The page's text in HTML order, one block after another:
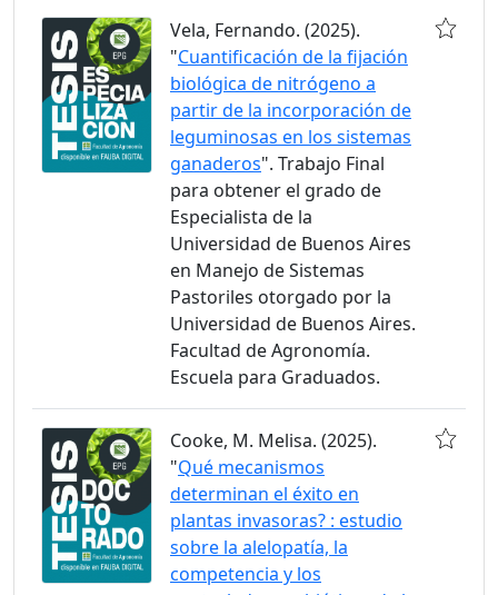
Vela, Fernando. (2025).
"Cuantificación de la fijación
biológica de nitrógeno a
partir de la incorporación de
leguminosas en los sistemas
ganaderos". Trabajo Final
para obtener el grado de
Especialista de la
Universidad de Buenos Aires
en Manejo de Sistemas
Pastoriles otorgado por la
Universidad de Buenos Aires.
Facultad de Agronomía.
Escuela para Graduados.
Cooke, M. Melisa. (2025).
"Qué mecanismos
determinan el éxito en
plantas invasoras? : estudio
sobre la alelopatía, la
competencia y los